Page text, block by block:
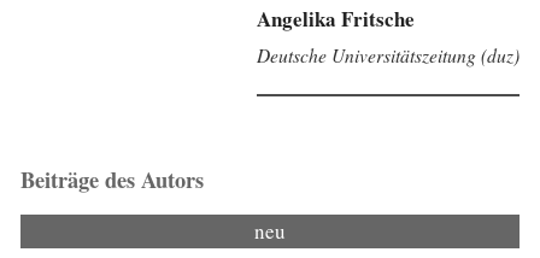
Angelika Fritsche
Deutsche Universitätszeitung (duz)
Beiträge des Autors
neu